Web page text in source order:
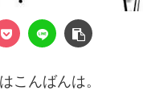
こんばんは。